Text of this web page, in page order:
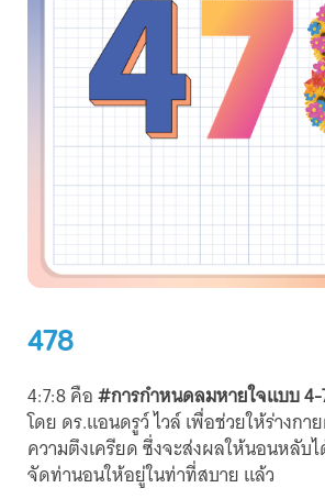
478
4:7:8 คือ#การกำหนดลมหายใจแบบ
โดย ดร.แอนดรูว์ ไวล์ เพื่อช่วยให้ร่างก
ความตึงเครียด ซึ่งจะส่งผลให้นอนหลับ
จัดท่านอนให้อยู่ในท่าที่สบาย แล้ว